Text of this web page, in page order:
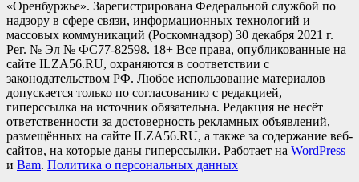
«Оренбуржье». Зарегистрирована Федеральной службой по
надзору в сфере связи, информационных технологий и
массовых коммуникаций (Роскомнадзор) 30 декабря 2021 г.
Рег. № Эл № ФС77-82598. 18+ Все права, опубликованные на
сайте ILZA56.RU, охраняются в соответствии с
законодательством РФ. Любое использование материалов
допускается только по согласованию с редакцией,
гиперссылка на источник обязательна. Редакция не несёт
ответственности за достоверность рекламных объявлений,
размещённых на сайте ILZA56.RU, а также за содержание веб-
сайтов, на которые даны гиперссылки. Работает на WordPress
и Bam. Политика о персональных данных